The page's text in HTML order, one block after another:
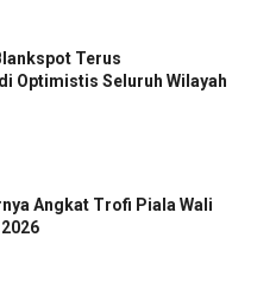
Terus
Optimistis Seluruh Wilayah
Angkat Trofi Piala Wali